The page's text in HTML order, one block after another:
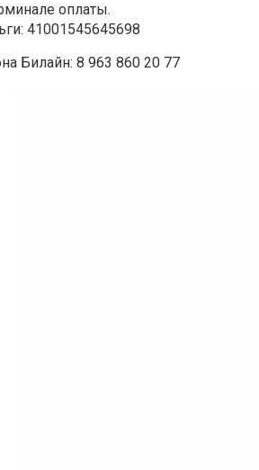
оплаты.
41001545645698
Билайн: 8 963 860 20 77